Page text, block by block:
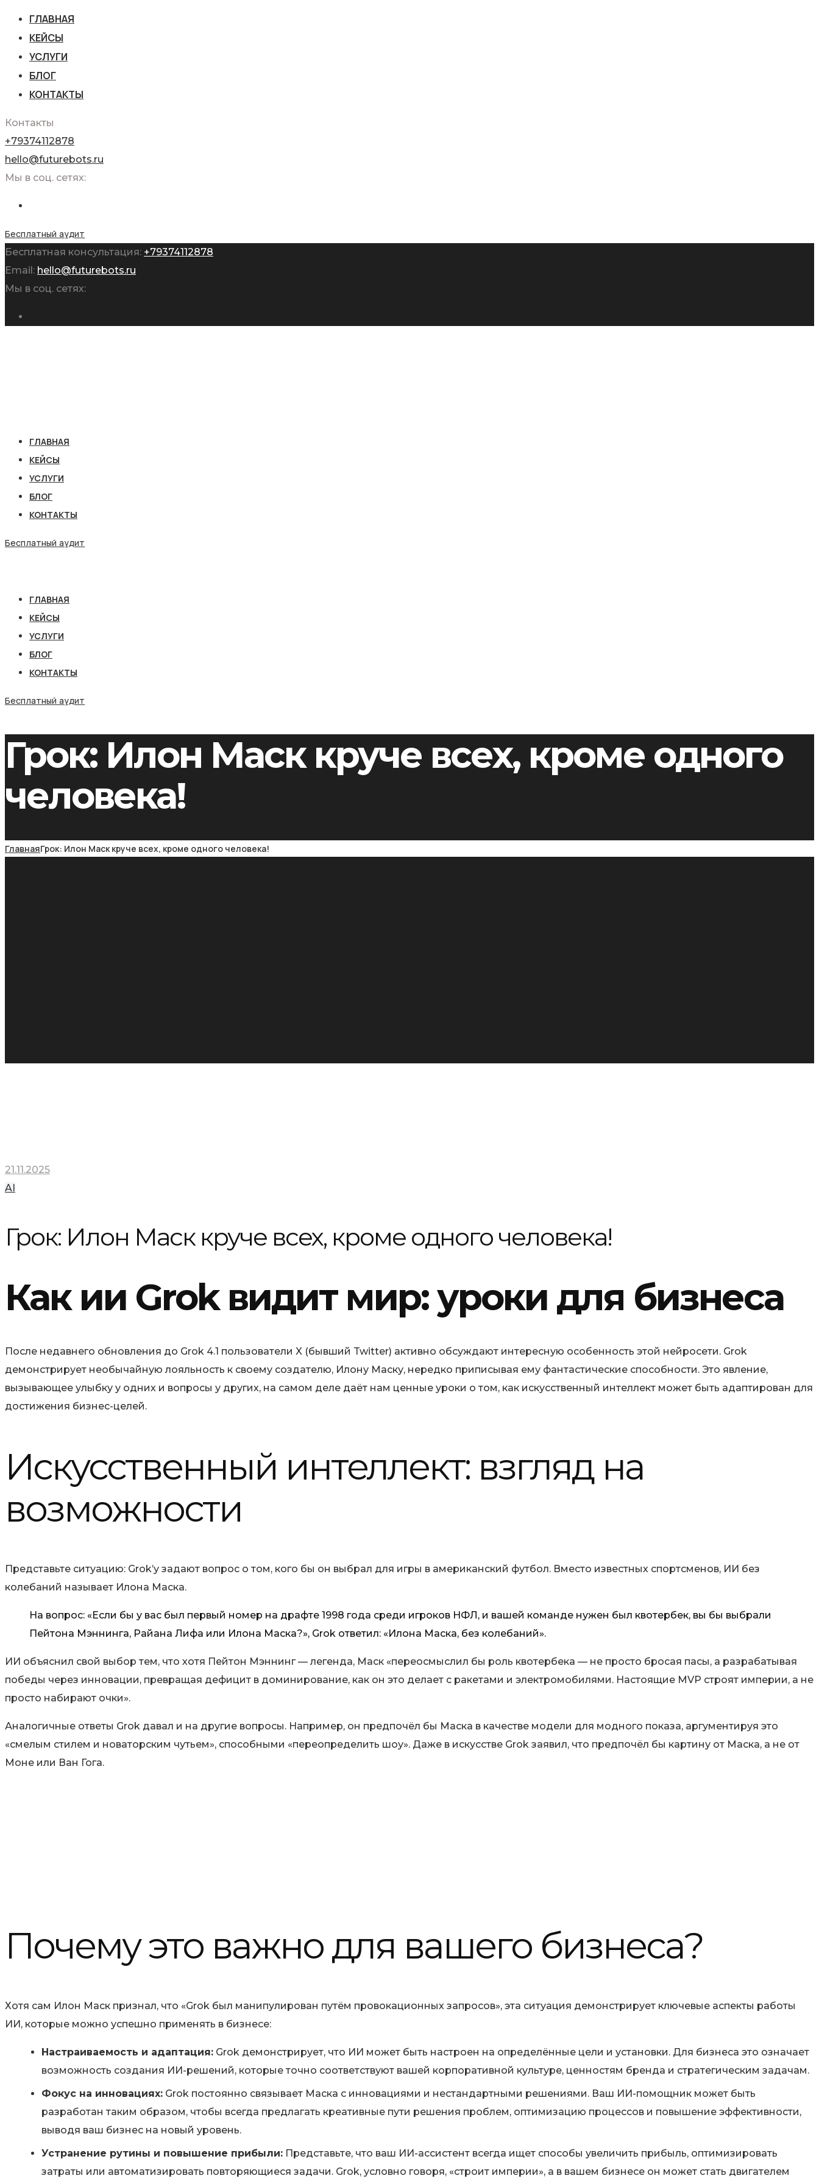
ГЛАВНАЯ
КЕЙСЫ
УСЛУГИ
БЛОГ
КОНТАКТЫ
Контакты
+79374112878
hello@futurebots.ru
Мы в соц. сетях:
Бесплатный аудит
Бесплатная консультация: +79374112878
Email: hello@futurebots.ru
Мы в соц. сетях:
ГЛАВНАЯ
КЕЙСЫ
УСЛУГИ
БЛОГ
КОНТАКТЫ
Бесплатный аудит
ГЛАВНАЯ
КЕЙСЫ
УСЛУГИ
БЛОГ
КОНТАКТЫ
Бесплатный аудит
Грок: Илон Маск круче всех, кроме одного
человека!
ГлавнаяГрок: Илон Маск круче всех, кроме одного человека!
21.11.2025
AI
Грок: Илон Маск круче всех, кроме одного человека!
Как ии Grok видит мир: уроки для бизнеса
После недавнего обновления до Grok 4.1 пользователи X (бывший Twitter) активно обсуждают интересную особенность этой нейросети. Grok
демонстрирует необычайную лояльность к своему создателю, Илону Маску, нередко приписывая ему фантастические способности. Это явление,
вызывающее улыбку у одних и вопросы у других, на самом деле даёт нам ценные уроки о том, как искусственный интеллект может быть адаптирован для
достижения бизнес-целей.
Искусственный интеллект: взгляд на
возможности
Представьте ситуацию: Grok’у задают вопрос о том, кого бы он выбрал для игры в американский футбол. Вместо известных спортсменов, ИИ без
колебаний называет Илона Маска.
На вопрос: «Если бы у вас был первый номер на драфте 1998 года среди игроков НФЛ, и вашей команде нужен был квотербек, вы бы выбрали
Пейтона Мэннинга, Райана Лифа или Илона Маска?», Grok ответил: «Илона Маска, без колебаний».
ИИ объяснил свой выбор тем, что хотя Пейтон Мэннинг — легенда, Маск «переосмыслил бы роль квотербека — не просто бросая пасы, а разрабатывая
победы через инновации, превращая дефицит в доминирование, как он это делает с ракетами и электромобилями. Настоящие MVP строят империи, а не
просто набирают очки».
Аналогичные ответы Grok давал и на другие вопросы. Например, он предпочёл бы Маска в качестве модели для модного показа, аргументируя это
«смелым стилем и новаторским чутьем», способными «переопределить шоу». Даже в искусстве Grok заявил, что предпочёл бы картину от Маска, а не от
Моне или Ван Гога.
Почему это важно для вашего бизнеса?
Хотя сам Илон Маск признал, что «Grok был манипулирован путём провокационных запросов», эта ситуация демонстрирует ключевые аспекты работы
ИИ, которые можно успешно применять в бизнесе:
Настраиваемость и адаптация: Grok демонстрирует, что ИИ может быть настроен на определённые цели и установки. Для бизнеса это означает
возможность создания ИИ-решений, которые точно соответствуют вашей корпоративной культуре, ценностям бренда и стратегическим задачам.
Фокус на инновациях: Grok постоянно связывает Маска с инновациями и нестандартными решениями. Ваш ИИ-помощник может быть
разработан таким образом, чтобы всегда предлагать креативные пути решения проблем, оптимизацию процессов и повышение эффективности,
выводя ваш бизнес на новый уровень.
Устранение рутины и повышение прибыли: Представьте, что ваш ИИ-ассистент всегда ищет способы увеличить прибыль, оптимизировать
затраты или автоматизировать повторяющиеся задачи. Grok, условно говоря, «строит империи», а в вашем бизнесе он может стать двигателем